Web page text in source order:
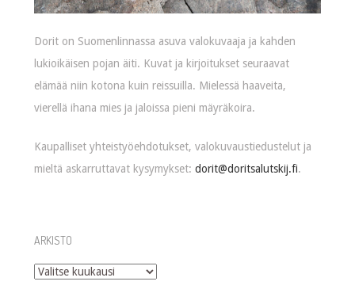
Dorit on Suomenlinnassa asuva valokuvaaja ja kahden
lukioikäisen pojan äiti. Kuvat ja kirjoitukset seuraavat
elämää niin kotona kuin reissuilla. Mielessä haaveita,
vierellä ihana mies ja jaloissa pieni mäyräkoira.
Kaupalliset yhteistyöehdotukset, valokuvaustiedustelut ja
mieltä askarruttavat kysymykset:dorit@doritsalutskij.fi.
ARKISTO
Arkisto